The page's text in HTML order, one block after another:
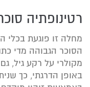
רטינופתיה
מחלה זו פוגעת בכלי
הסוכר הגבוהה מדי
מקולרי על רקע גיל,
באופן הדרגתי, כך